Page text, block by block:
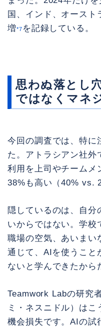
国、インド、オース
増*7 を記録している。
思わぬ落とし
ではなくマネ
今回の調査では、特に
た。アトラシアン社外
利用を上司やチームメ
38%も高い（40% vs.
隠しているのは、自分
いからではない。学校
職場の空気、あいま
通じて、AIを使うこと
ないと学んできたから
Teamwork Labの研究
ミ・ネスニドル）は
機会損失です。AIの試